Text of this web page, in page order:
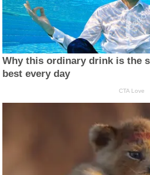
Why this ordinary drink is the
best every day
CTA Love